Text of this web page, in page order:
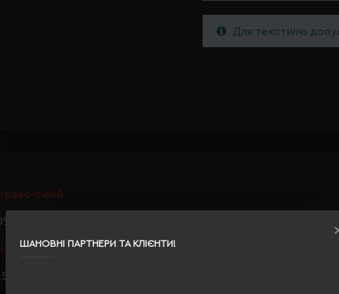
ШАНОВНІ ПАРТНЕРИ ТА КЛІЄНТИ!
Для текстилю
синій
перероблений поліестер
47